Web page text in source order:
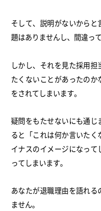
そして、説明がないから
題はありませんし、間違っ
しかし、それを見た採用
たくないことがあったの
をされてしまいます。
疑問をもたせないにも通
ると「これは何か言いた
イナスのイメージになっ
ってしまいます。
あなたが退職理由を語れ
ません。